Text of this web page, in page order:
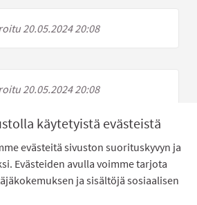
käytetyistä evästeistä
evästeitä sivuston suorituskyvyn ja
Evästeiden avulla voimme tarjota
ja sisältöjä sosiaalisen
20.05.2024 20:08
20.05.2024 20:08
20.05.2024 20:08